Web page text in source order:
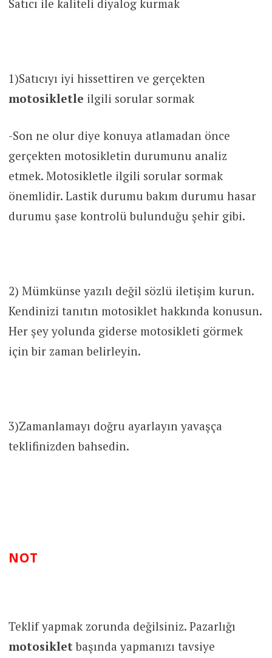
Satıcı ile kaliteli diyalog kurmak
1)Satıcıyı iyi hissettiren ve gerçekten
motosikletle ilgili sorular sormak
-Son ne olur diye konuya atlamadan önce
gerçekten motosikletin durumunu analiz
etmek. Motosikletle ilgili sorular sormak
önemlidir. Lastik durumu bakım durumu hasar
durumu şase kontrolü bulunduğu şehir gibi.
2) Mümkünse yazılı değil sözlü iletişim kurun.
Kendinizi tanıtın motosiklet hakkında konusun.
Her şey yolunda giderse motosikleti görmek
için bir zaman belirleyin.
3)Zamanlamayı doğru ayarlayın yavaşça
teklifinizden bahsedin.
NOT
Teklif yapmak zorunda değilsiniz. Pazarlığı
motosikletbaşında yapmanızı tavsiye